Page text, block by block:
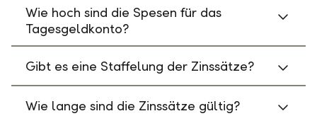
Wie hoch sind die Spesen für das
Tagesgeldkonto?
Gibt es eine Staffelung der Zinssätze?
Wie lange sind die Zinssätze gültig?